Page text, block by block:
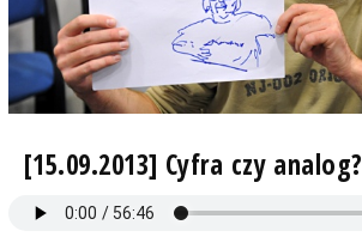
[15.09.2013] Cyfra czy analog?